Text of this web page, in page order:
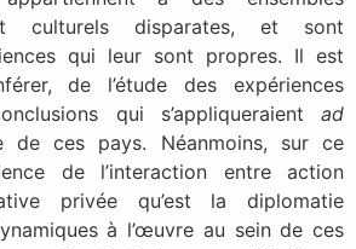
culturels disparates, et sont
qui leur sont propres. Il est
de l’étude des expériences
qui s’appliqueraient ad
de ces pays. Néanmoins, sur ce
de l’interaction entre action
privée qu’est la diplomatie
à l’œuvre au sein de ces